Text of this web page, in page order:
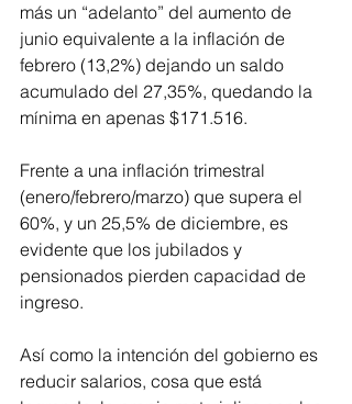
más un “adelanto” del aumento de
junio equivalente a la inflación de
febrero (13,2%) dejando un saldo
acumulado del 27,35%, quedando la
mínima en apenas $171.516.
Frente a una inflación trimestral
(enero/febrero/marzo) que supera el
60%, y un 25,5% de diciembre, es
evidente que los jubilados y
pensionados pierden capacidad de
ingreso.
Así como la intención del gobierno es
reducir salarios, cosa que está